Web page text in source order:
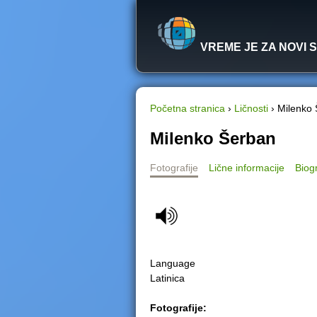
VREME JE ZA NOVI
Y
o
a
e
h
Početna stranica › Ličnosti › Milenko
Milenko Šerban
Fotografije Lične informacije
Language
Latinica
Fotografije: